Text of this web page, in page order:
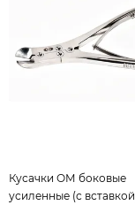
Кусачки ОМ боковые
усиленные (с